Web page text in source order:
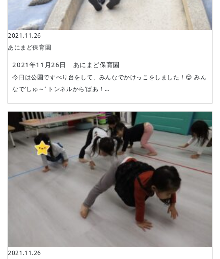
2021.11.26
あにまど保育園
2021年11月26日 あにまど保育園
今日は公園ですべり台をして、みんなでかけっこをしました！😊 みん
なで‘しゅ～‘ トンネルから‘ばあ！…
2021.11.26